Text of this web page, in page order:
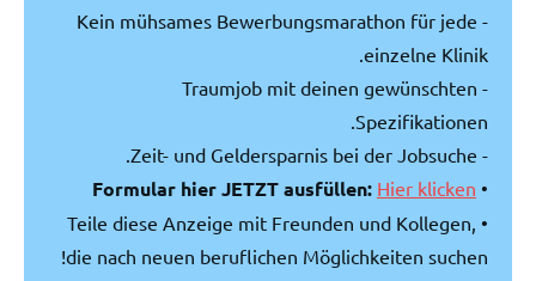
- Kein mühsames Bewerbungsmarathon für jede
einzelne Klinik.
- Traumjob mit deinen gewünschten
Spezifikationen.
- Zeit- und Geldersparnis bei der Jobsuche.
•
Formular hier JETZT ausfüllen: Hier klicken
• Teile diese Anzeige mit Freunden und Kollegen,
die nach neuen beruflichen Möglichkeiten suchen!